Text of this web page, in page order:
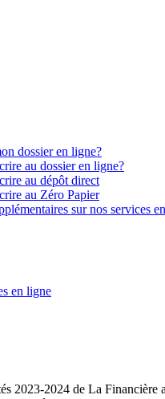
dossier en ligne?
au dossier en ligne?
au dépôt direct
au Zéro Papier
sur nos services
en ligne
2023-2024 de La Financière